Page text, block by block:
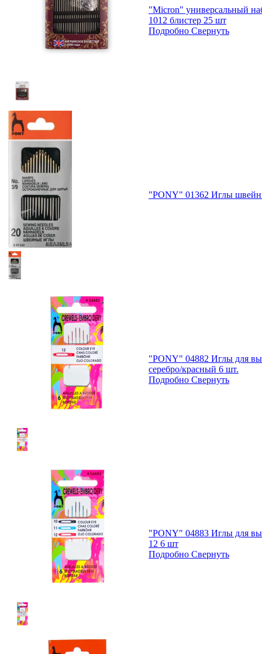
"Micron" универсальный
1012 блистер 25 шт
Подробно Свернуть
"PONY" 01362 Иглы
"PONY" 04882 Иглы для
серебро/красный 6 шт.
Подробно Свернуть
"PONY" 04883 Иглы для
12 6 шт
Подробно Свернуть